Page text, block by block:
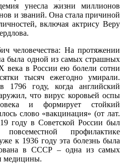
унесла жизни миллионов
и званий. Она стала причиной
включая актрису Веру
человечества: На протяжении
была одной из самых страшных
века в России ею болели сотни
тысяч ежегодно умирали.
1796 году, когда английский
что вирус коровьей оспы
и формирует стойкий
слово «вакцинация» (от лат.
году в Советской России был
профилактике
к 1936 году эта болезнь была
в СССР – одна из самых
медицины.